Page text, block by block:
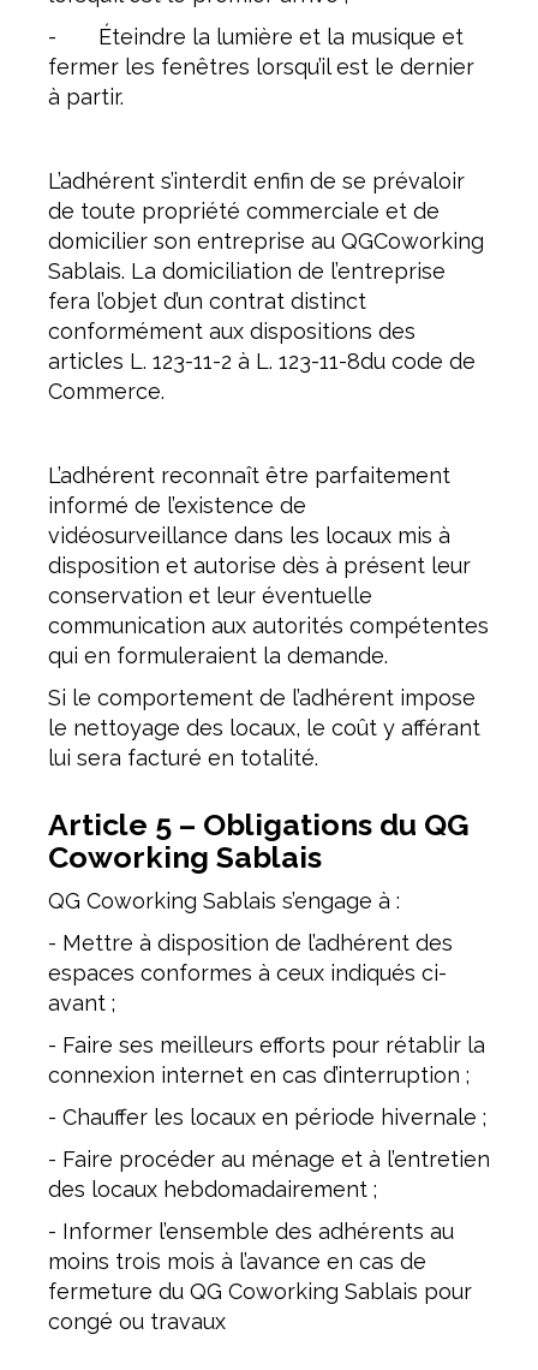
- Éteindre la lumière et la musique et
fermer les fenêtres lorsqu’il est le dernier
à partir.
L’adhérent s’interdit enfin de se prévaloir
de toute propriété commerciale et de
domicilier son entreprise au QGCoworking
Sablais. La domiciliation de l’entreprise
fera l’objet d’un contrat distinct
conformément aux dispositions des
articles L. 123-11-2 à L. 123-11-8du code de
Commerce.
L’adhérent reconnaît être parfaitement
informé de l’existence de
vidéosurveillance dans les locaux mis à
disposition et autorise dès à présent leur
conservation et leur éventuelle
communication aux autorités compétentes
qui en formuleraient la demande.
Si le comportement de l’adhérent impose
le nettoyage des locaux, le coût y afférant
lui sera facturé en totalité.
Article 5 – Obligations du QG
Coworking Sablais
QG Coworking Sablais s’engage à :
- Mettre à disposition de l’adhérent des
espaces conformes à ceux indiqués ci-
avant ;
- Faire ses meilleurs efforts pour rétablir la
connexion internet en cas d’interruption ;
- Chauffer les locaux en période hivernale ;
- Faire procéder au ménage et à l’entretien
des locaux hebdomadairement ;
- Informer l’ensemble des adhérents au
moins trois mois à l’avance en cas de
fermeture du QG Coworking Sablais pour
congé ou travaux